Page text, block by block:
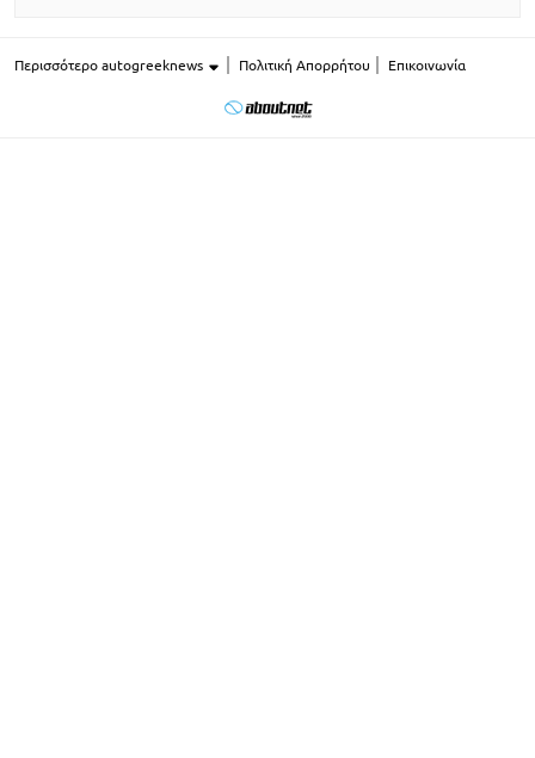
Περισσότερο autogreeknews Πολιτική Απορρήτου Επικοινωνία